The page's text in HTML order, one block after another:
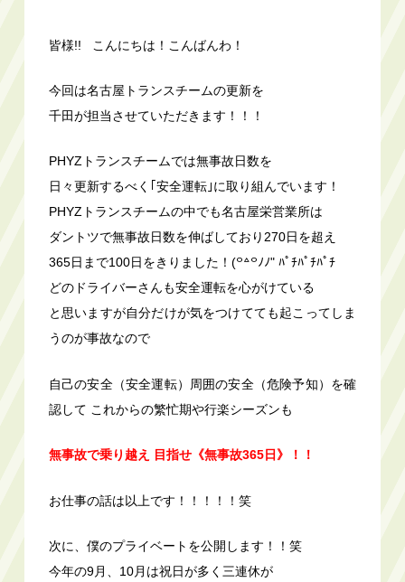
皆様!! こんにちは！こんばんわ！
今回は名古屋トランスチームの更新を
千田が担当させていただきます！！！
PHYZトランスチームでは無事故日数を
日々更新するべく｢安全運転｣に取り組んでいます！
PHYZトランスチームの中でも名古屋栄営業所は
ダントツで無事故日数を伸ばしており270日を超え
365日まで100日をきりました！(꒪꒫꒪ﾉﾉ" ﾊﾟﾁﾊﾟﾁﾊﾟﾁ
どのドライバーさんも安全運転を心がけている
と思いますが自分だけが気をつけてても起こってしま
うのが事故なので
自己の安全（安全運転）周囲の安全（危険予知）を確
認して これからの繁忙期や行楽シーズンも
無事故で乗り越え 目指せ《無事故365日》！！
お仕事の話は以上です！！！！！笑
次に、僕のプライベートを公開します！！笑
今年の9月、10月は祝日が多く三連休が